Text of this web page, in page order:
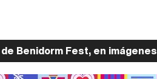
de Benidorm Fest, en imágenes